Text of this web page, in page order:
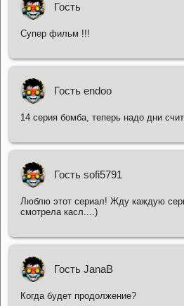
Гость
Супер фильм !!!
Гость endoo
14 серия бомба, теперь надо дни
Гость sofi5791
Люблю этот сериал! Жду каждую
смотрела касл....)
Гость JanaB
Когда будет продолжение?